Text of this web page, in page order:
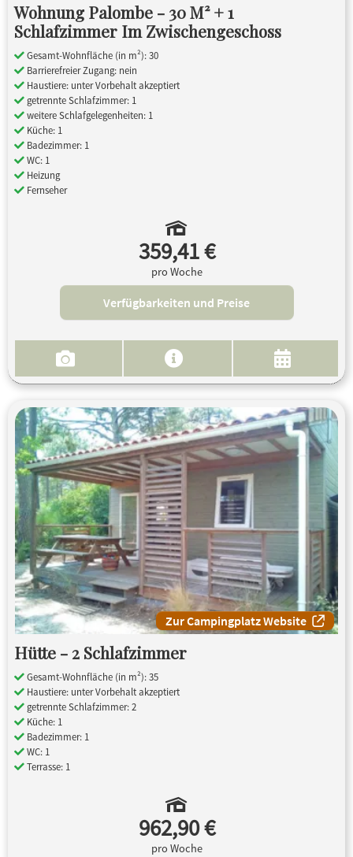
Wohnung Palombe - 30 M² + 1
Schlafzimmer Im Zwischengeschoss
Gesamt-Wohnfläche (in m²): 30
Barrierefreier Zugang: nein
Haustiere: unter Vorbehalt akzeptiert
getrennte Schlafzimmer: 1
weitere Schlafgelegenheiten: 1
Küche: 1
Badezimmer: 1
WC: 1
Heizung
Fernseher
359,41 €
pro Woche
Verfügbarkeiten und Preise
Zur Campingplatz Website
Hütte - 2 Schlafzimmer
Gesamt-Wohnfläche (in m²): 35
Haustiere: unter Vorbehalt akzeptiert
getrennte Schlafzimmer: 2
Küche: 1
Badezimmer: 1
WC: 1
Terrasse: 1
962,90 €
pro Woche